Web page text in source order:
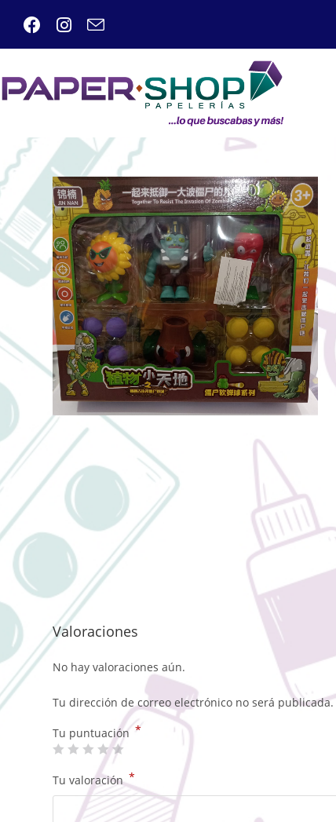
Valoraciones
No hay valoraciones aún.
Tu dirección de correo electrónico no será publicada.
Tu puntuación *
Tu valoración*